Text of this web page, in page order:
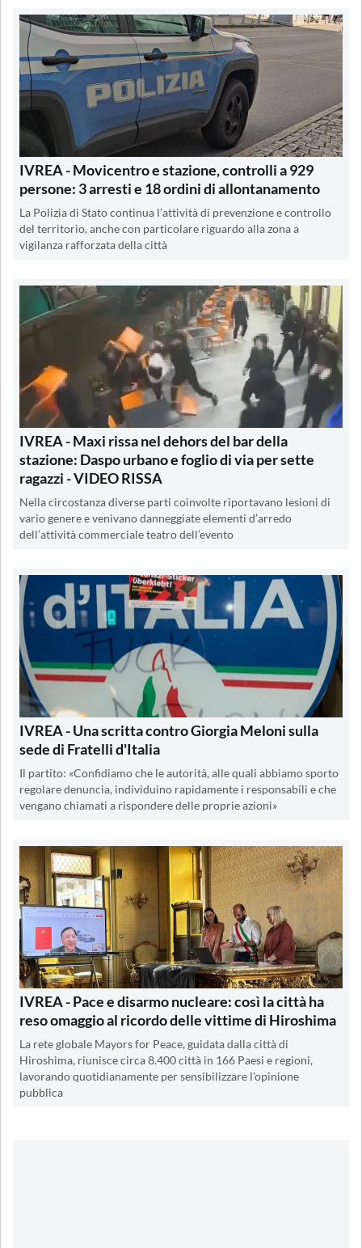
IVREA - Movicentro e stazione, controlli a 929
persone: 3 arresti e 18 ordini di allontanamento
La Polizia di Stato continua l’attività di prevenzione e controllo
del territorio, anche con particolare riguardo alla zona a
vigilanza rafforzata della città
IVREA - Maxi rissa nel dehors del bar della
stazione: Daspo urbano e foglio di via per sette
ragazzi - VIDEO RISSA
Nella circostanza diverse parti coinvolte riportavano lesioni di
vario genere e venivano danneggiate elementi d’arredo
dell’attività commerciale teatro dell’evento
IVREA - Una scritta contro Giorgia Meloni sulla
sede di Fratelli d'Italia
Il partito: «Confidiamo che le autorità, alle quali abbiamo sporto
regolare denuncia, individuino rapidamente i responsabili e che
vengano chiamati a rispondere delle proprie azioni»
IVREA - Pace e disarmo nucleare: così la città ha
reso omaggio al ricordo delle vittime di Hiroshima
La rete globale Mayors for Peace, guidata dalla città di
Hiroshima, riunisce circa 8.400 città in 166 Paesi e regioni,
lavorando quotidianamente per sensibilizzare l'opinione
pubblica